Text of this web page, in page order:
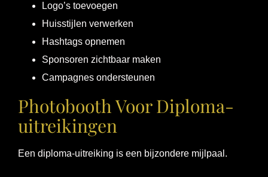
Logo’s toevoegen
Huisstijlen verwerken
Hashtags opnemen
Sponsoren zichtbaar maken
Campagnes ondersteunen
Photobooth Voor Diploma-
uitreikingen
Een diploma-uitreiking is een bijzondere mijlpaal.